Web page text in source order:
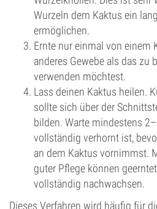
Wurzeln dem Kaktus ein
ermöglichen.
Ernte nur einmal von einem
anderes Gewebe als das zu
verwenden möchtest.
Lass deinen Kaktus heilen.
sollte sich über der
bilden. Warte mindestens
vollständig verhornt ist,
an dem Kaktus vornimmst.
guter Pflege können
vollständig nachwachsen.
Dieses Verfahren wird häufig für